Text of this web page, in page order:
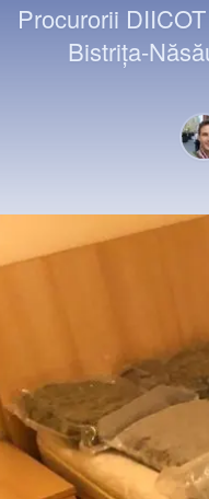
Procurorii
Bistrița-